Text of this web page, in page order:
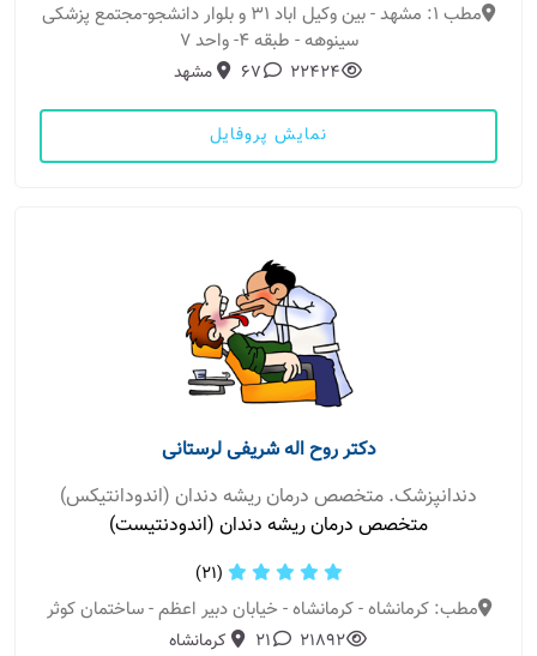
مطب 1: مشهد - بین وکیل اباد 31 و بلوار دانشجو-مجتمع پزشکی
سینوهه - طبقه 4- واحد 7
22424
67 مشهد
نمایش پروفایل
دکتر روح اله شریفی لرستانی
دندانپزشک. متخصص درمان ریشه دندان (اندودانتیکس)
متخصص درمان ریشه دندان (اندودنتیست)
(21)
مطب: کرمانشاه - کرمانشاه - خیابان دبیر اعظم - ساختمان کوثر
21892
21 کرمانشاه